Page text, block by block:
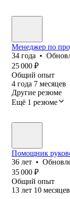
Менеджер по
34 года •
25 000 ₽
Общий опыт
4 года 7 месяцев
Другие резюме
Ещё 1 резюме
Помощник
36 лет •
35 000 ₽
Общий опыт
13 лет 10 месяцев